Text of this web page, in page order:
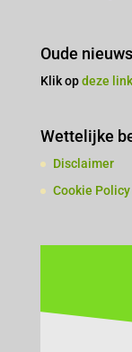
Oude
Klik opdeze link
Wettelijke
Disclaimer
Cookie Policy